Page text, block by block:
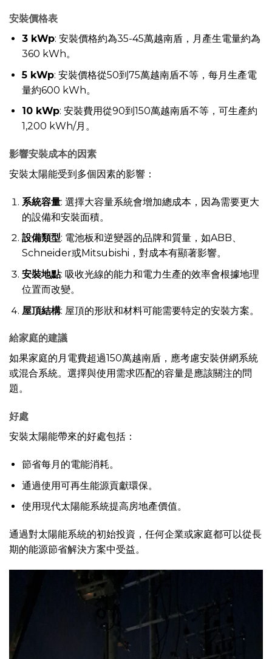
安裝價格表
3 kWp: 安裝價格約為35-45萬越南盾，月產生電量約為
360 kWh。
5 kWp: 安裝價格從50到75萬越南盾不等，每月生產電
量約600 kWh。
10 kWp: 安裝費用從90到150萬越南盾不等，可生產約
1,200 kWh/月。
影響安裝成本的因素
安裝太陽能受到多個因素的影響：
系統容量: 選擇大容量系統會增加總成本，因為需要更大
的設備和安裝面積。
設備類型: 電池板和逆變器的品牌和質量，如ABB、
Schneider或Mitsubishi，對成本有顯著影響。
安裝地點: 吸收光線的能力和電力生產的效率會根據地理
位置而改變。
屋頂結構: 屋頂的形狀和材料可能需要特定的安裝方案。
給家庭的建議
如果家庭的月電費超過150萬越南盾，應考慮安裝併網系統
或混合系統。選擇與使用需求匹配的容量是應該關注的問
題。
好處
安裝太陽能帶來的好處包括：
節省每月的電能消耗。
通過使用可再生能源貢獻環保。
使用現代太陽能系統提高房地產價值。
通過對太陽能系統的初始投資，任何企業或家庭都可以從長
期的能源節省解決方案中受益。